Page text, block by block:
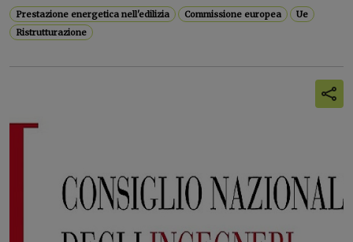
Prestazione energetica nell'edilizia Commissione europea
Ue
Ristrutturazione